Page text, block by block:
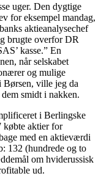
uger. Den dygtige
for eksempel mandag,
aktieanalysechef
brugte overfor DR
kasse.” En
når selskabet
og mulige
Børsen, ville jeg da
smidt i nakken.
i Berlingske
købte aktier for
med en aktieværdi
132 (hundrede og to
om hviderussisk
ud.